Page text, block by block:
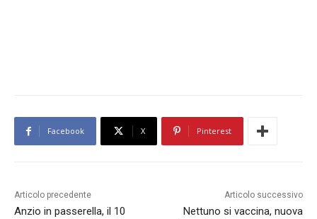
Facebook X Pinterest
Articolo precedente
Anzio in passerella, il 10
Articolo successivo
Nettuno si vaccina, nuova